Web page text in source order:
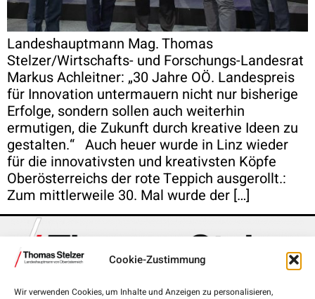
Cookie-Zustimmung
Wir verwenden Cookies, um Inhalte und Anzeigen zu personalisieren,
Landeshauptmann Mag. Thomas
Stelzer/Wirtschafts- und Forschungs-Landesrat
Markus Achleitner: „30 Jahre OÖ. Landespreis
für Innovation untermauern nicht nur bisherige
Erfolge, sondern sollen auch weiterhin
ermutigen, die Zukunft durch kreative Ideen zu
gestalten.“ Auch heuer wurde in Linz wieder
für die innovativsten und kreativsten Köpfe
Oberösterreichs der rote Teppich ausgerollt.:
Zum mittlerweile 30. Mal wurde der […]